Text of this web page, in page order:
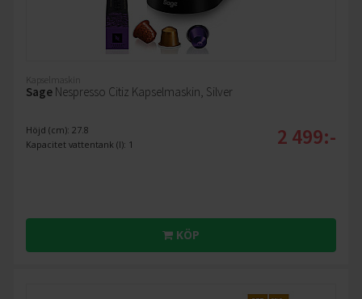
Kapselmaskin
Sage Nespresso Citiz Kapselmaskin, Silver
Höjd (cm): 27.8
Kapacitet vattentank (l): 1
2 499:-
KÖP